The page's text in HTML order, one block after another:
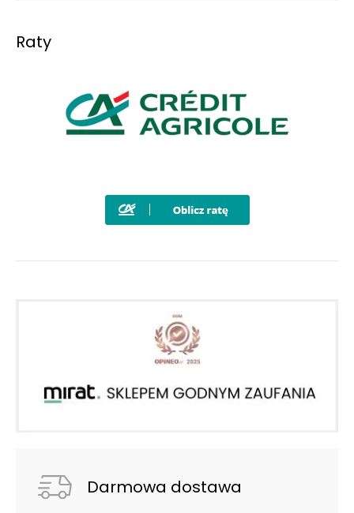
Raty
Darmowa dostawa